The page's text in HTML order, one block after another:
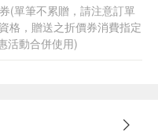
(單筆不累贈，請注意訂單
格，贈送之折價券消費指定
活動合併使用)